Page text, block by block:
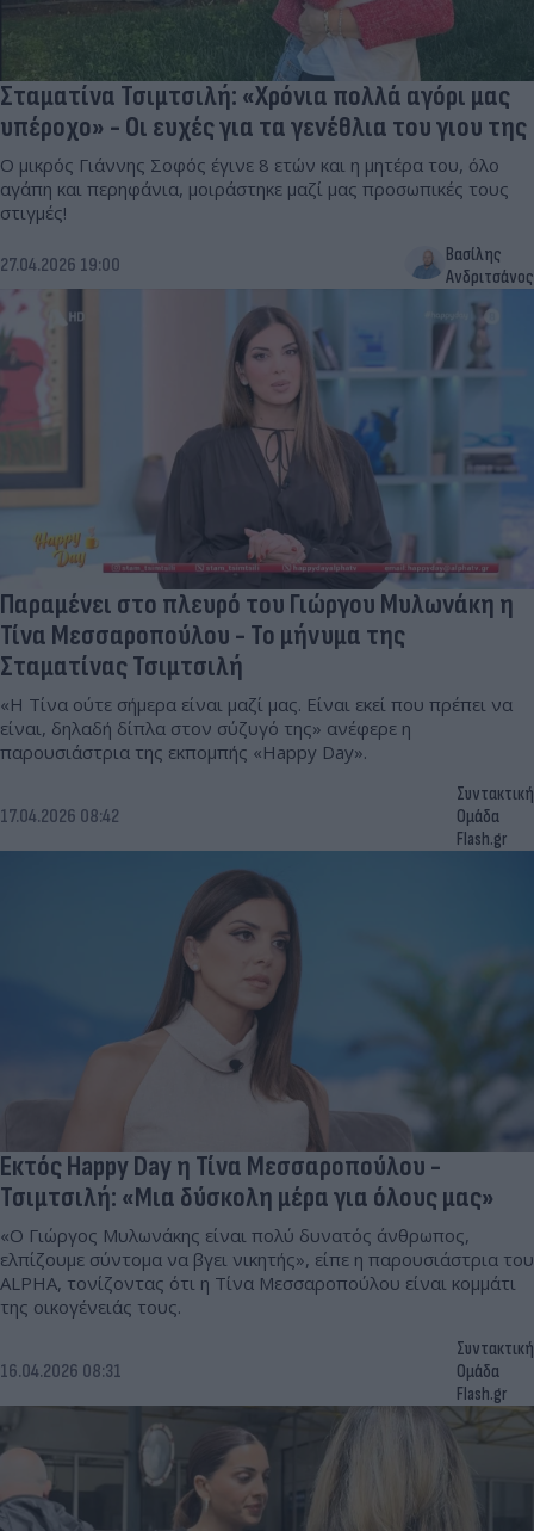
Σταματίνα Τσιμτσιλή: «Χρόνια πολλά αγόρι μας
υπέροχο» - Οι ευχές για τα γενέθλια του γιου της
Ο μικρός Γιάννης Σοφός έγινε 8 ετών και η μητέρα του, όλο
αγάπη και περηφάνια, μοιράστηκε μαζί μας προσωπικές τους
στιγμές!
27.04.2026 19:00
Βασίλης
Ανδριτσάνος
Παραμένει στο πλευρό του Γιώργου Μυλωνάκη η
Τίνα Μεσσαροπούλου - Το μήνυμα της
Σταματίνας Τσιμτσιλή
«Η Τίνα ούτε σήμερα είναι μαζί μας. Είναι εκεί που πρέπει να
είναι, δηλαδή δίπλα στον σύζυγό της» ανέφερε η
παρουσιάστρια της εκπομπής «Happy Day».
17.04.2026 08:42
Συντακτική
Ομάδα
Flash.gr
Εκτός Happy Day η Τίνα Μεσσαροπούλου -
Τσιμτσιλή: «Μια δύσκολη μέρα για όλους μας»
«Ο Γιώργος Μυλωνάκης είναι πολύ δυνατός άνθρωπος,
ελπίζουμε σύντομα να βγει νικητής», είπε η παρουσιάστρια του
ALPHA, τονίζοντας ότι η Τίνα Μεσσαροπούλου είναι κομμάτι
της οικογένειάς τους.
16.04.2026 08:31
Συντακτική
Ομάδα
Flash.gr